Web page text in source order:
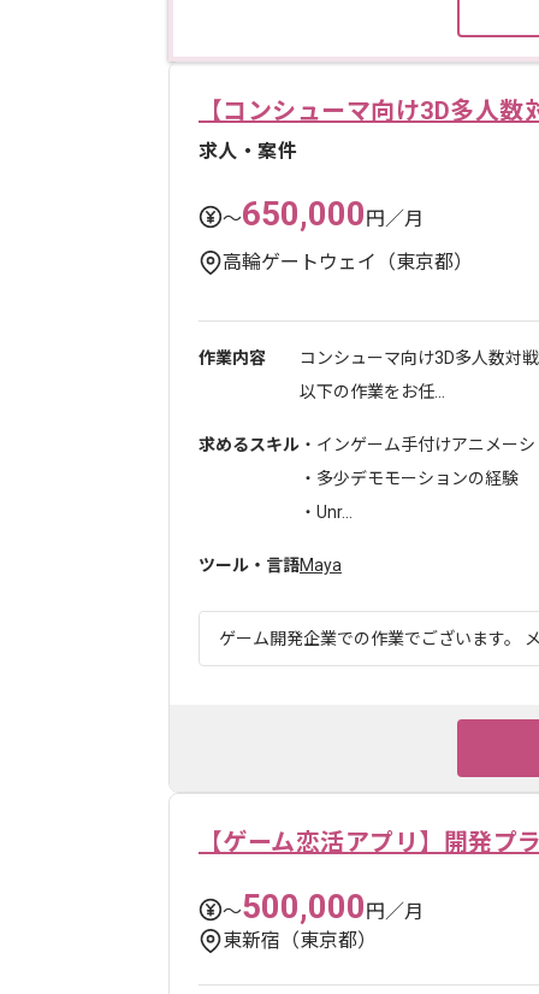
【コンシューマ向け3D多人
求人・案件
〜650,000円／月
高輪ゲートウェイ（東京都）
作業内容
コンシューマ向け3D多人数対
以下の作業をお任...
求めるスキル ・インゲーム手付けアニメー
・多少デモモーションの経験
・Unr...
ツール・言語Maya
ゲーム開発企業での作業でございます。
【ゲーム恋活アプリ】開発プ
〜500,000円／月
東新宿（東京都）